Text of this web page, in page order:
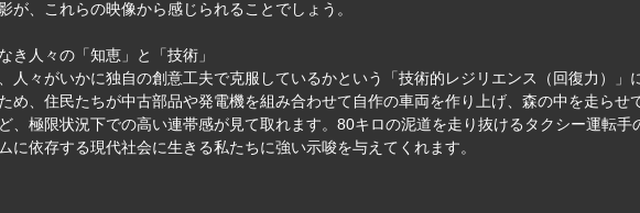
が、これらの映像から感じられることでしょう。
人々の「知恵」と「技術」
人々がいかに独自の創意工夫で克服しているかという「技術的レジリエンス（回復力）
め、住民たちが中古部品や発電機を組み合わせて自作の車両を作り上げ、森の中を走ら
、極限状況下での高い連帯感が見て取れます。80キロの泥道を走り抜けるタクシー運転
に依存する現代社会に生きる私たちに強い示唆を与えてくれます。